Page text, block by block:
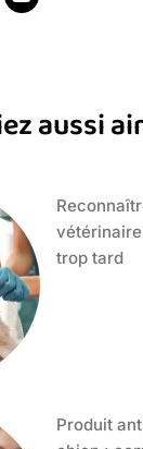
aussi
trop tard
Produit